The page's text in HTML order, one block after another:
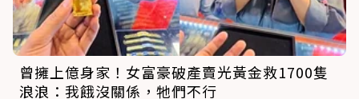
曾擁上億身家！女富豪破產賣光黃金救1700隻
浪浪：我餓沒關係，牠們不行